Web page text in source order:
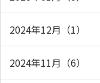
2024年12月（1）
2024年11月（6）